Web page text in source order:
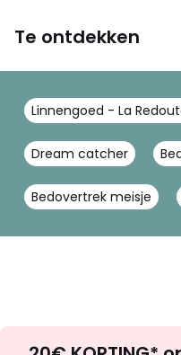
Te ontdekken
Linnengoed - La
Dream catcher
Bedovertrek meisje